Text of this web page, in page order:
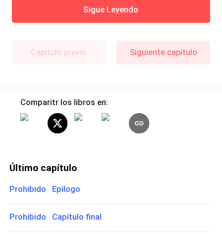
Sigue Leyendo
Capítulo previo Siguiente capítulo
Comparitr los libros en:
Último capítulo
Prohibido Epilogo
Prohibido Capítulo final